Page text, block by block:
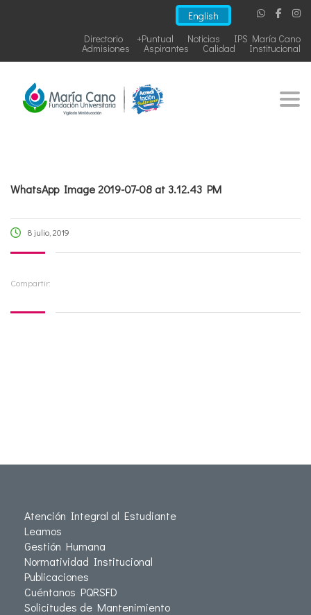
English
IPS María Cano
Noticias
+Puntual
Directorio
Institucional
Calidad
Aspirantes
Admisiones
WhatsApp Image 2019-07-08 at 3.12.43 PM
8 julio, 2019
Compartir:
Atención Integral al Estudiante
Leamos
Gestión Humana
Normatividad Institucional
Publicaciones
Cuéntanos PQRSFD
Solicitudes de Mantenimiento